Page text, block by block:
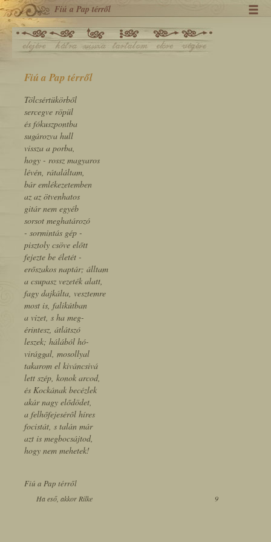
Fiú a Pap térről
Fiú a Pap térről
Tölcsértükörből
sercegve röpül
és fókuszpontba
sugározva hull
vissza a porba,
hogy - rossz magyaros
lévén, rátaláltam,
bár emlékezetemben
az az ötvenhatos
gitár nem egyéb
sorsot meghatározó
- sormintás gép -
pisztoly csöve előtt
fejezte be életét -
erőszakos naptár; álltam
a csupasz vezeték alatt,
fagy dajkálta, vesztemre
most is, falikútban
a vizet, s ha meg-
érintesz, átlátszó
leszek; hálából hó-
virággal, mosollyal
takarom el kiváncsivá
lett szép, konok arcod,
és Kockának becézlek
akár nagy elődödet,
a felhőfejesérôl híres
focistát, s talán már
azt is megbocsájtod,
hogy nem mehetek!
Fiú a Pap térről
Ha eső, akkor Rilke 9